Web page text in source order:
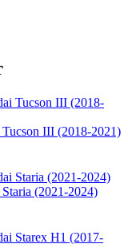
III (2018-2021)
(2021-2024)